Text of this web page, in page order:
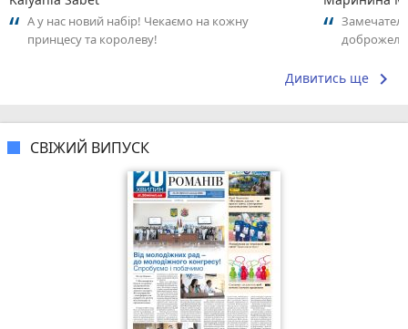
А у нас новий набір! Чекаємо на кожну
принцесу та королеву!
Дивитись ще keyboard_arrow_right
СВІЖИЙ ВИПУСК